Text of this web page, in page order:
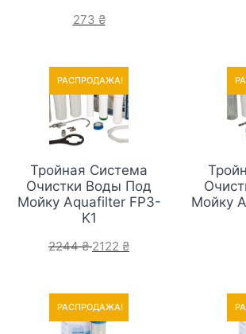
273 ₴
РАСПРОДАЖА!
РАСПРОДАЖА!
Тройная Система
Очистки Воды Под
Мойку Aquafilter FP3-
K1
2244₴ 2122 ₴
Мойку
РАСПРОДАЖА!
РАСПРОДАЖА!